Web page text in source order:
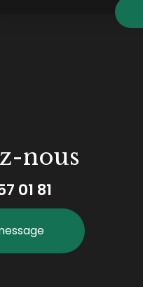
nous
01 81